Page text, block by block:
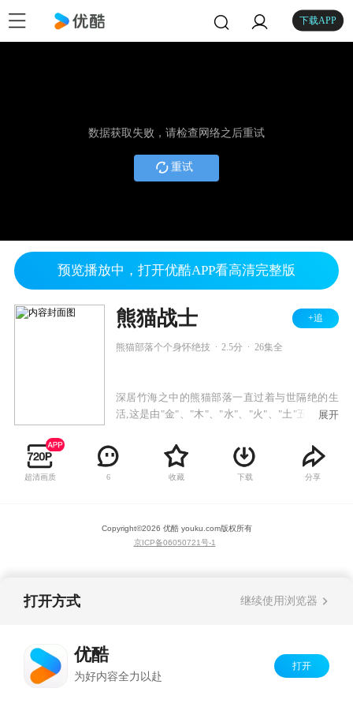
下载APP
数据获取失败，请检查网络之后重试
重试
预览播放中，打开优酷APP看高清完整版
熊猫战士 +追
熊猫部落个个身怀绝技 2.5分 26集全
深居竹海之中的熊猫部落一直过着与世隔绝的生
活,这是由"金"、"木"、"水"、"火"、"土"五个小家
族同时为百眼的苏醒所惊动,并派出家族中最厉害
的勇士,前去寻找那传说中可以阻止大魔王重生
的"英雄之石"。金族的柏古拉、木族的森巴卡伦、
年灾害的前兆! 格鲁多村庄的居民对这传言深信不
疑,计划暂时迁离以避天灾,只留下老英雄阿布木洛
之石",白水魔星——百眼因此被解放出来,原来
奇拉七星阵。为此,熊猫部落为魔星百眼的苏醒所
惊动,派出了家族中最厉害的勇士,前去寻找那传说
展开
超清画质 6 收藏 下载 分享
Copyright©2026 优酷 youku.com版权所有
京ICP备06050721号-1
打开方式 继续使用浏览器
优酷
为好内容全力以赴
打开